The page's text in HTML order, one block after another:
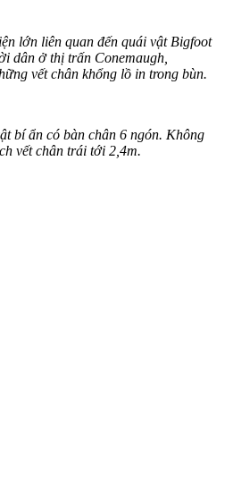
lớn liên quan đến quái vật Bigfoot
dân ở thị trấn Conemaugh,
vết chân khổng lồ in trong bùn.
bí ẩn có bàn chân 6 ngón. Không
vết chân trái tới 2,4m.